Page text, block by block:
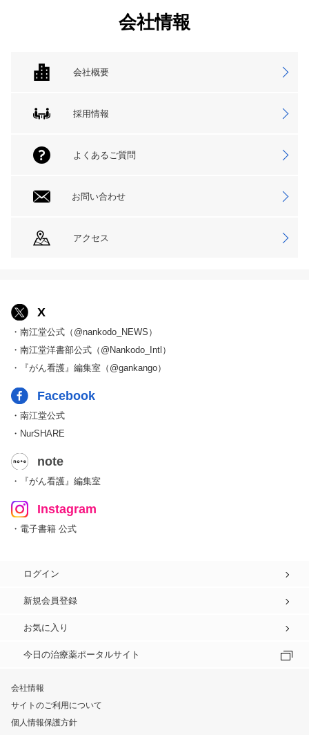
会社情報
会社概要
採用情報
よくあるご質問
お問い合わせ
アクセス
X
・南江堂公式（@nankodo_NEWS）
・南江堂洋書部公式（@Nankodo_Intl）
・『がん看護』編集室（@gankango）
Facebook
・南江堂公式
・NurSHARE
note
・『がん看護』編集室
Instagram
・電子書籍 公式
ログイン
新規会員登録
お気に入り
今日の治療薬ポータルサイト
会社情報
サイトのご利用について
個人情報保護方針